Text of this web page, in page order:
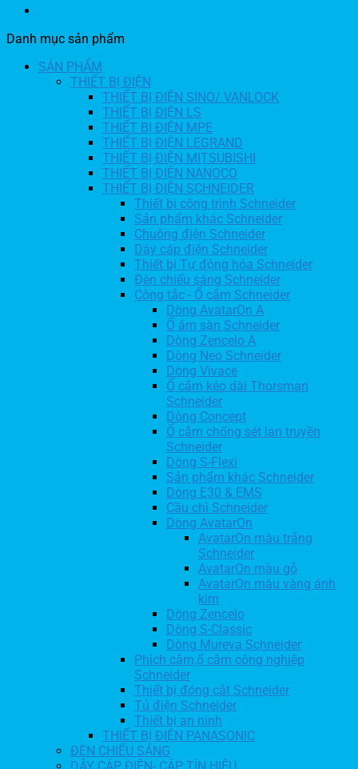
Danh mục sản phẩm
SẢN PHẨM
THIẾT BỊ ĐIỆN
THIẾT BỊ ĐIỆN SINO/ VANLOCK
THIẾT BỊ ĐIỆN LS
THIẾT BỊ ĐIỆN MPE
THIẾT BỊ ĐIỆN LEGRAND
THIẾT BỊ ĐIỆN MITSUBISHI
THIẾT BỊ ĐIỆN NANOCO
THIẾT BỊ ĐIỆN SCHNEIDER
Thiết bị công trình Schneider
Sản phẩm khác Schneider
Chuông điện Schneider
Dây cáp điện Schneider
Thiết bị Tự động hóa Schneider
Đèn chiếu sáng Schneider
Công tắc - Ổ cắm Schneider
Dòng AvatarOn A
Ổ âm sàn Schneider
Dòng Zencelo A
Dòng Neo Schneider
Dòng Vivace
Ổ cắm kéo dài Thorsman
Schneider
Dòng Concept
Ổ cắm chống sét lan truyền
Schneider
Dòng S-Flexi
Sản phẩm khác Schneider
Dòng E30 & EMS
Cầu chì Schneider
Dòng AvatarOn
AvatarOn màu trắng
Schneider
AvatarOn màu gỗ
AvatarOn màu vàng ánh
kim
Dòng Zencelo
Dòng S-Classic
Dòng Mureva Schneider
Phích cắm,ổ cắm công nghiệp
Schneider
Thiết bị đóng cắt Schneider
Tủ điện Schneider
Thiết bị an ninh
THIẾT BỊ ĐIỆN PANASONIC
ĐÈN CHIẾU SÁNG